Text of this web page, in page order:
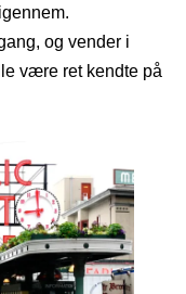
og vender i
være ret kendte på